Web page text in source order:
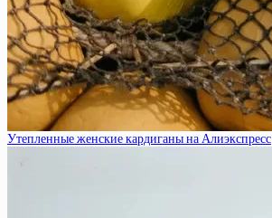
Утепленные женские кардиганы на Алиэкспресс